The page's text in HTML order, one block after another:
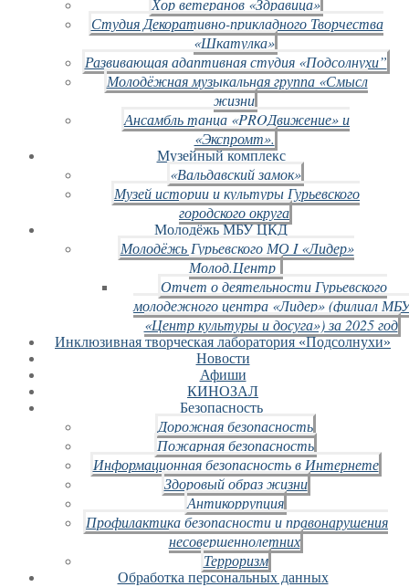
Хор ветеранов «Здравица»
Студия Декоративно-прикладного Творчества
«Шкатулка»
Развивающая адаптивная студия «Подсолнухи”
Молодёжная музыкальная группа «Смысл
жизни
Ансамбль танца «PROДвижение» и
«Экспромт».
Музейный комплекс
«Вальдавский замок»
Музей истории и культуры Гурьевского
городского округа
Молодёжь МБУ ЦКД
Молодёжь Гурьевского МО I «Лидер»
Молод.Центр
Отчет о деятельности Гурьевского
молодежного центра «Лидер» (филиал
«Центр культуры и досуга») за 2025 год
Инклюзивная творческая лаборатория «Подсолнухи»
Новости
Афиши
КИНОЗАЛ
Безопасность
Дорожная безопасность
Пожарная безопасность
Информационная безопасность в Интернете
Здоровый образ жизни
Антикоррупция
Профилактика безопасности и правонарушения
несовершеннолетних
Терроризм
Обработка персональных данных